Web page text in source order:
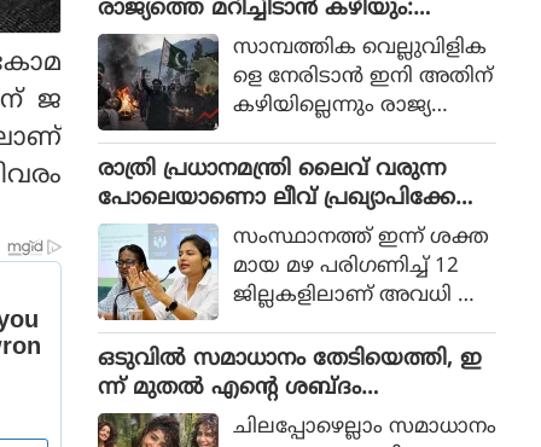
ജ
രാജ്യത്തെ മറിച്ചിടാന്‍ കഴിയും:
പാകിസ്ഥാന്‍ ആഭ്യന്തര മന്ത്രി
മൊഹ്സിന്‍ നഖ്വി
സാമ്പത്തിക വെല്ലുവിളിക
ളെ നേരിടാന്‍ ഇനി അതിന്
കഴിയില്ലെന്നും രാജ്യത്തെ
മൊഹ്സിന്‍ നഖ്വി
വ്യാഴാഴ്ച പറഞ്ഞു. കര
സേനാ മേധാവി ഫീല്‍ഡ്
മാര്‍ഷല്‍ സയ്യിദ് അസിം
മുനീറിന്റെ അടുത്ത
യാളായി അറിയപ്പെടുന്ന ന
ഖ്വി പാകിസ്ഥാന്റെ
കോക്രോച്ചുകള്‍ ഒ
ന്നിച്ചാല്‍ രാജ്യത്തെ മ
റിച്ചിടാന്‍ കഴിയുമെന്ന് പറ
രാത്രി പ്രധാനമന്ത്രി ലൈവ് വരുന്ന
പോലെയാണൊ ലീവ് പ്രഖ്യാപിക്കേണ്ട
ത്, എറണാകുളം ജില്ലാ കളക്ടർ
ക്കെതിരെ വിമർശനം
സംസ്ഥാനത്ത് ഇന്ന് ശക്ത
മായ മഴ പരിഗണിച്ച് 12
ജില്ലകളിലാണ് അവധി പ്ര
ഒടുവില്‍ സമാധാനം തേടിയെത്തി, ഇ
ന്ന് മുതല്‍ എന്റെ ശബ്ദം
തിരെഞ്ഞെടുക്കുന്നു, പോസ്റ്റുമായി
ചിലപ്പോഴെല്ലാം സമാധാനം